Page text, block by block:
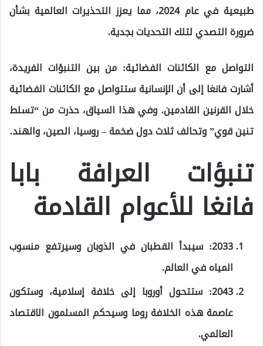
طبيعية في عام 2024، مما يعزز التحذيرات العالمية بشأن
ضرورة التصدي لتلك التحديات بجدية.
التواصل مع الكائنات الفضائية: من بين التنبؤات الفريدة،
أشارت فانغا إلى أن الإنسانية ستتواصل مع الكائنات الفضائية
خلال القرنين القادمين. وفي هذا السياق، حذرت من “تسلط
تنين قوي” وتحالف ثلاث دول ضخمة – روسيا، الصين، والهند.
تنبؤات العرافة بابا
فانغا للأعوام القادمة
2033: سيبدأ القطبان في الذوبان وسيرتفع منسوب
المياه في العالم.
2043: ستتحول أوروبا إلى خلافة إسلامية، وستكون
عاصمة هذه الخلافة روما وسيحكم المسلمون الاقتصاد
العالمي.